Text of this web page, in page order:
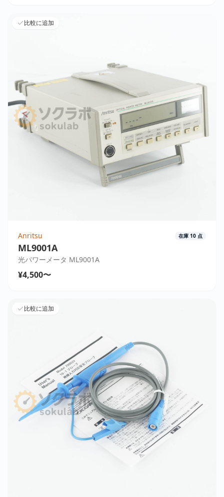
比較に追加
Anritsu 在庫 10 点
ML9001A
光パワーメータ ML9001A
¥4,500〜
比較に追加